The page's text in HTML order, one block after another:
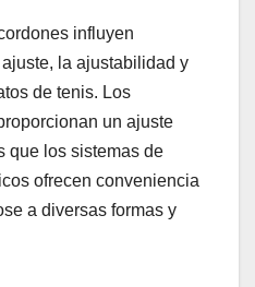
influyen
la ajustabilidad y
de tenis. Los
un ajuste
que los sistemas de
ofrecen conveniencia
a diversas formas y